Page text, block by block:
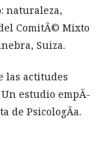
naturaleza,
ComitÃ© Mixto
Suiza.
las actitudes
Un estudio empÃ­
de PsicologÃ­a.